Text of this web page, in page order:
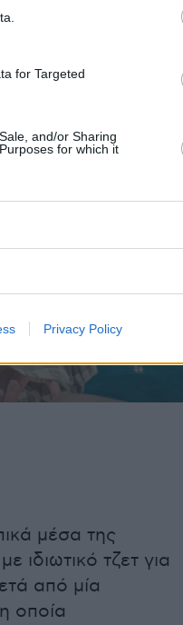
for Targeted
and/or Sharing
for which it
Privacy Policy
μέσα της
ιδιωτικό τζετ για
από μία
οποία